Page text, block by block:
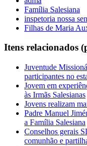
Família Salesiana
inspetoria nossa
Filhas de Maria
Itens relacionados
Juventude
participantes no
Jovem em
às Irmãs Salesianas
Jovens realizam
Padre Manuel
a Família Salesiana
Conselhos gerais
comunhão e